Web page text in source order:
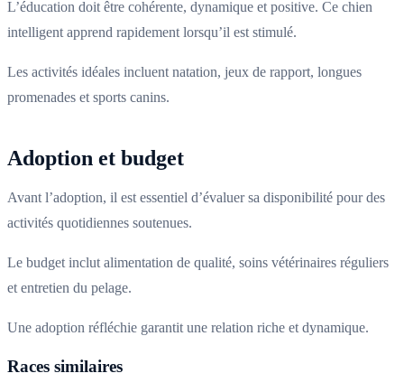
L’éducation doit être cohérente, dynamique et positive. Ce chien
intelligent apprend rapidement lorsqu’il est stimulé.
Les activités idéales incluent natation, jeux de rapport, longues
promenades et sports canins.
Adoption et budget
Avant l’adoption, il est essentiel d’évaluer sa disponibilité pour des
activités quotidiennes soutenues.
Le budget inclut alimentation de qualité, soins vétérinaires réguliers
et entretien du pelage.
Une adoption réfléchie garantit une relation riche et dynamique.
Races similaires